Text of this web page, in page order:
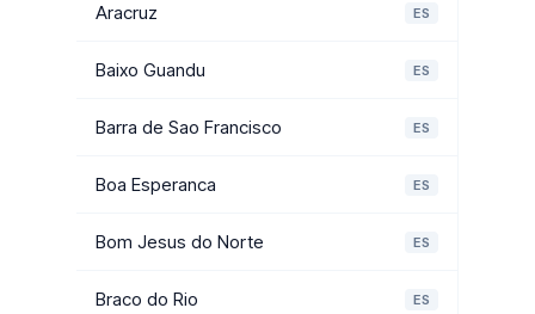
Aracruz ES
Baixo Guandu ES
Barra de Sao Francisco ES
Boa Esperanca ES
Bom Jesus do Norte ES
Braco do Rio ES